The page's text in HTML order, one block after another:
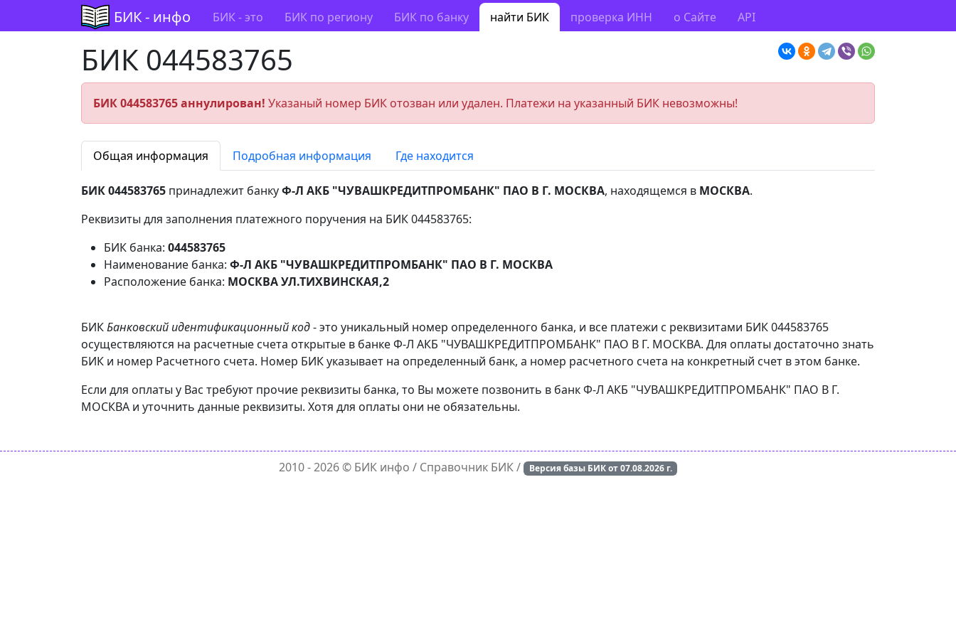
БИК - инфо БИК - это БИК по региону БИК по банку найти БИК проверка ИНН о Сайте API
БИК 044583765
БИК 044583765 аннулирован! Указаный номер БИК отозван или удален. Платежи на указанный БИК невозможны!
Общая информация Подробная информация Где находится
БИК 044583765 принадлежит банкуФ-Л АКБ "ЧУВАШКРЕДИТПРОМБАНК" ПАО В Г. МОСКВА, находящемся в МОСКВА.
Реквизиты для заполнения платежного поручения на БИК 044583765:
БИК банка: 044583765
Наименование банка: Ф-Л АКБ "ЧУВАШКРЕДИТПРОМБАНК" ПАО В Г. МОСКВА
Расположение банка: МОСКВА УЛ.ТИХВИНСКАЯ,2
БИКБанковский идентификационный код- это уникальный номер определенного банка, и все платежи с реквизитами БИК 044583765
осуществляются на расчетные счета открытые в банке Ф-Л АКБ "ЧУВАШКРЕДИТПРОМБАНК" ПАО В Г. МОСКВА. Для оплаты достаточно знать
БИК и номер Расчетного счета. Номер БИК указывает на определенный банк, а номер расчетного счета на конкретный счет в этом банке.
Если для оплаты у Вас требуют прочие реквизиты банка, то Вы можете позвонить в банк Ф-Л АКБ "ЧУВАШКРЕДИТПРОМБАНК" ПАО В Г.
МОСКВА и уточнить данные реквизиты. Хотя для оплаты они не обязательны.
2010 - 2026 © БИК инфо / Справочник БИК / Версия базы БИК от07.08.2026г.